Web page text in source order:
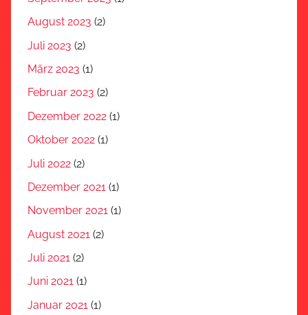
August 2023 (2)
Juli 2023 (2)
März 2023 (1)
Februar 2023 (2)
Dezember 2022 (1)
Oktober 2022 (1)
Juli 2022 (2)
Dezember 2021 (1)
November 2021 (1)
August 2021 (2)
Juli 2021 (2)
Juni 2021 (1)
Januar 2021 (1)